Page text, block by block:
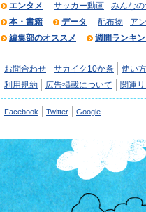
エンタメ
サッカー動画 みんなの
本・書籍
データ 配布物 ア
編集部のオススメ
週間ランキ
お問合わせ サカイク10か条 使い
利用規約
広告掲載について 関連
Facebook Twitter Google